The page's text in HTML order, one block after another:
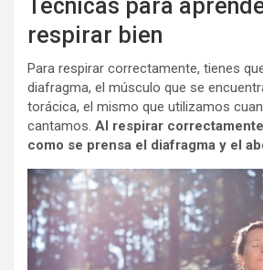
Técnicas para
respirar bien
Para respirar correctamente, tienes
diafragma, el músculo que se
torácica, el mismo que utilizamos
cantamos. Al respirar
como se prensa el diafragma y el